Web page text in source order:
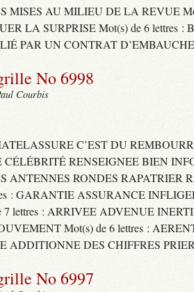
MISES AU MILIEU DE LA REVUE
LA SURPRISE Mot(s) de 6 lettres :
LIÉ PAR UN CONTRAT
No 6998
Courbis
C’EST DU
CÉLÉBRITÉ RENSEIGNEE BIEN
ANTENNES RONDES RAPATRIER
: GARANTIE ASSURANCE
7 lettres : ARRIVEE ADVENUE
Mot(s) de 6 lettres :
ADDITIONNE DES CHIFFRES
No 6997